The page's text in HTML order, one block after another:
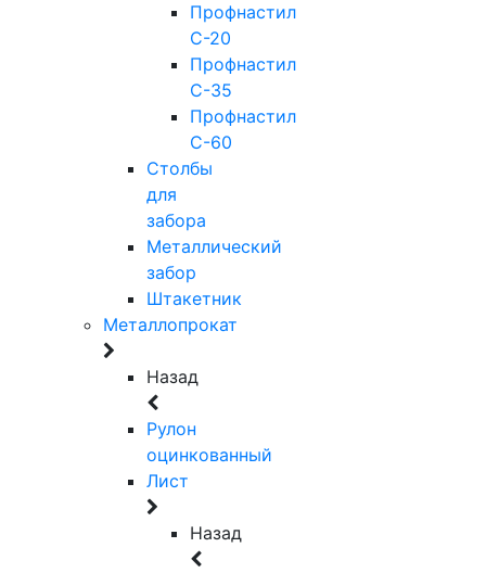
Профнастил
С-20
Профнастил
С-35
Профнастил
С-60
Столбы
для
забора
Металлический
забор
Штакетник
Металлопрокат
Назад
Рулон
оцинкованный
Лист
Назад